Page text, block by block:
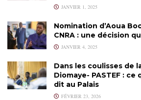
JANVIER 1, 2025
Nomination d’Aoua
CNRA : une décision
JANVIER 4, 2025
Dans les coulisses de
Diomaye- PASTEF : ce
dit au Palais
FÉVRIER 23, 2026